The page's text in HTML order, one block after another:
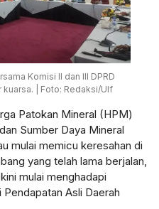
Komisi II dan III DPRD
kuarsa. | Foto: Redaksi/Ulf
Patokan Mineral (HPM)
Sumber Daya Mineral
mulai memicu keresahan di
yang telah lama berjalan,
mulai menghadapi
Asli Daerah